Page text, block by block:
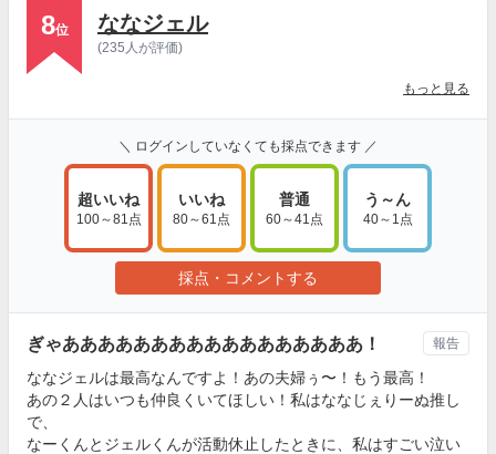
8位 ななジェル
(235人が評価)
もっと見る
＼ ログインしていなくても採点できます ／
超いいね
100～81点
いいね
80～61点
普通
60～41点
う～ん
40～1点
採点・コメントする
ぎゃあああああああああああああああああ！
ななジェルは最高なんですよ！あの夫婦ぅ〜！もう最高！
あの２人はいつも仲良くいてほしい！私はななじぇりーぬ推し
で、
なーくんとジェルくんが活動休止したときに、私はすごい泣い
報告